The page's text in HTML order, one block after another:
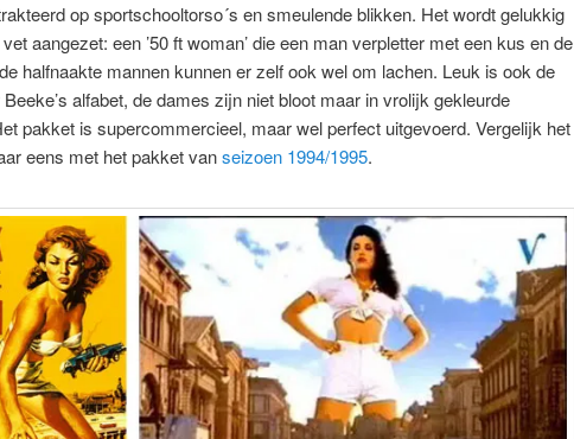
op sportschooltorso´s en smeulende blikken. Het wordt gelukkig
aangezet: een ’50 ft woman’ die een man verpletter met een kus en de
halfnaakte mannen kunnen er zelf ook wel om lachen. Leuk is ook de
alfabet, de dames zijn niet bloot maar in vrolijk gekleurde
pakket is supercommercieel, maar wel perfect uitgevoerd. Vergelijk het
eens met het pakket vanseizoen 1994/1995.